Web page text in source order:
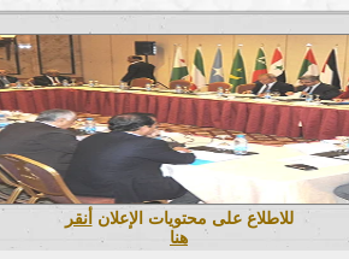
للاطلاع على محتويات الإعلان أنقر
هنا